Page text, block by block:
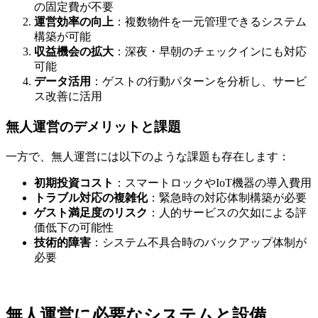
の固定費が不要
運営効率の向上 ：複数物件を一元管理できるシステム
構築が可能
収益機会の拡大 ：深夜・早朝のチェックインにも対応
可能
データ活用 ：ゲストの行動パターンを分析し、サービ
ス改善に活用
無人運営のデメリットと課題
一方で、無人運営には以下のような課題も存在します：
初期投資コスト ：スマートロックやIoT機器の導入費用
トラブル対応の複雑化：緊急時の対応体制構築が必要
ゲスト満足度のリスク ：人的サービスの欠如による評
価低下の可能性
技術的障害 ：システム不具合時のバックアップ体制が
必要